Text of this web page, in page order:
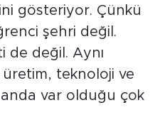
gösteriyor. Çünkü
şehri değil.
de değil. Aynı
teknoloji ve
var olduğu çok